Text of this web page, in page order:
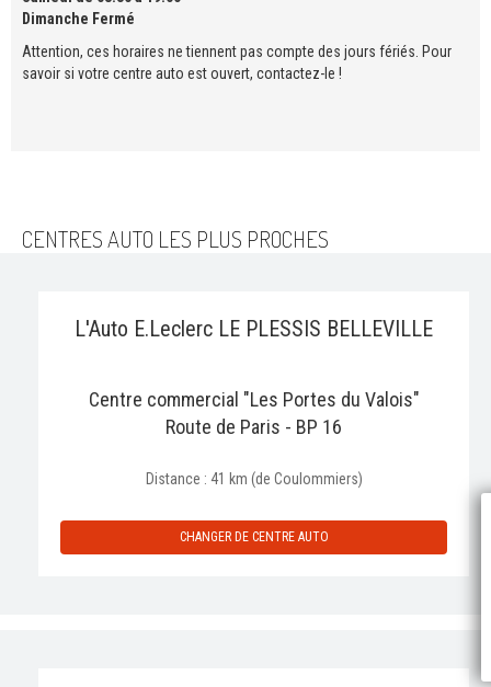
Dimanche Fermé
Attention, ces horaires ne tiennent pas compte des jours fériés. Pour
savoir si votre centre auto est ouvert, contactez-le !
CENTRES AUTO LES PLUS PROCHES
L'Auto E.Leclerc LE PLESSIS BELLEVILLE
Centre commercial "Les Portes du Valois"
Route de Paris - BP 16
Distance : 41 km (de Coulommiers)
CHANGER DE CENTRE AUTO